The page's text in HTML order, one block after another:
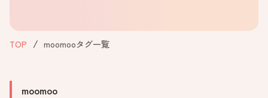
TOP moomooタグ一覧
moomoo